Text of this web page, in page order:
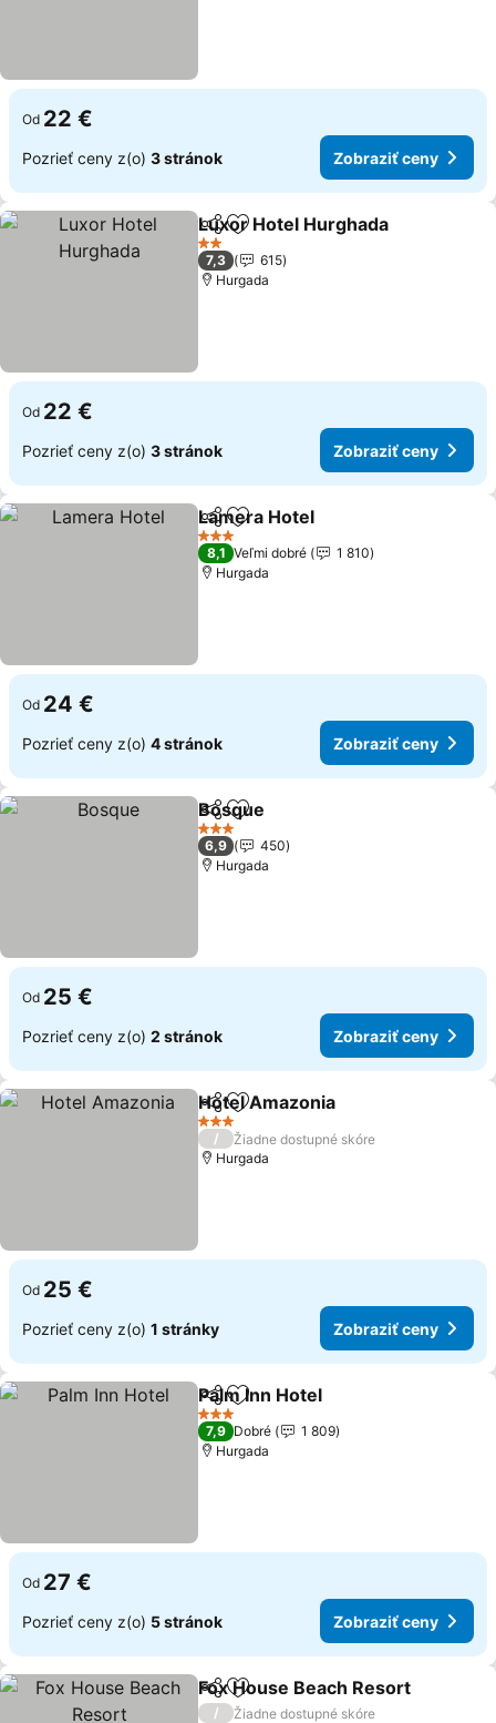
Od 22 €
Pozrieť ceny z(o) 3 stránok Zobraziť ceny
ZdieľaťPridať do obľúbených
Luxor Hotel Hurghada
2 Počet hviezdičiek
7,3
615
Hurgada
Od 22 €
Pozrieť ceny z(o) 3 stránok Zobraziť ceny
ZdieľaťPridať do obľúbených
Lamera Hotel
3 Počet hviezdičiek
8,1 Veľmi dobré
1 810
Hurgada
Od 24 €
Pozrieť ceny z(o) 4 stránok Zobraziť ceny
ZdieľaťPridať do obľúbených
Bosque
3 Počet hviezdičiek
6,9
450
Hurgada
Od 25 €
Pozrieť ceny z(o) 2 stránok Zobraziť ceny
ZdieľaťPridať do obľúbených
Hotel Amazonia
3 Počet hviezdičiek
/
Žiadne dostupné skóre
Hurgada
Od 25 €
Pozrieť ceny z(o) 1 stránky Zobraziť ceny
ZdieľaťPridať do obľúbených
Palm Inn Hotel
3 Počet hviezdičiek
7,9 Dobré
1 809
Hurgada
Od 27 €
Pozrieť ceny z(o) 5 stránok Zobraziť ceny
ZdieľaťPridať do obľúbených
Fox House Beach Resort
/ Žiadne dostupné skóre